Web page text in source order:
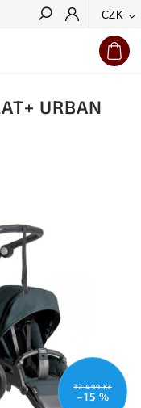
CZK
Hledat
URBAN
32 499 Kč
–15 %